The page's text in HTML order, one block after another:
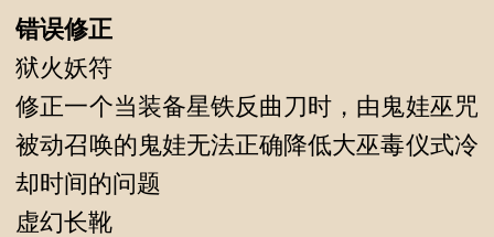
错误修正
狱火妖符
修正一个当装备星铁反曲刀时，由鬼娃巫咒
被动召唤的鬼娃无法正确降低大巫毒仪式冷
却时间的问题
虚幻长靴